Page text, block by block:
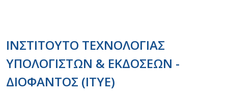
ΙΝΣΤΙΤΟΥΤΟ ΤΕΧΝΟΛΟΓΙΑΣ
ΥΠΟΛΟΓΙΣΤΩΝ & ΕΚΔΟΣΕΩΝ -
ΔΙΟΦΑΝΤΟΣ (ΙΤΥΕ)